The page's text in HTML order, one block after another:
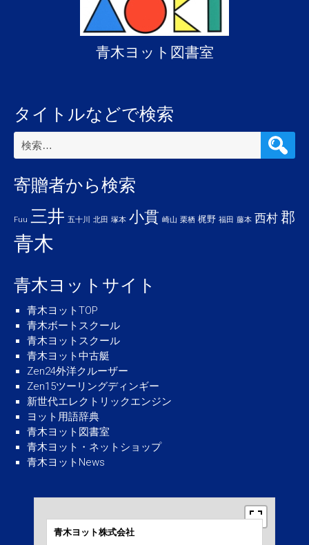
青木ヨット図書室
タイトルなどで検索
検
索:
寄贈者から検索
Fuu 三井 五十川 北田 塚本 小貫 崎山 栗栖 梶野 福田 藤本 西村 郡
青木
青木ヨットサイト
青木ヨットTOP
青木ボートスクール
青木ヨットスクール
青木ヨット中古艇
Zen24外洋クルーザー
Zen15ツーリングディンギー
新世代エレクトリックエンジン
ヨット用語辞典
青木ヨット図書室
青木ヨット・ネットショップ
青木ヨットNews
青木ヨット株式会社